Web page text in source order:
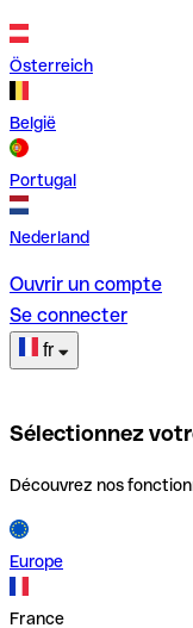
Österreich
België
Portugal
Nederland
Ouvrir un compte
Se connecter
fr
Sélectionnez
Découvrez nos
Europe
France